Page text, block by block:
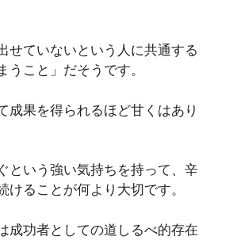
せていないという人に共通する
うこと」だそうです。
成果を得られるほど甘くはあり
という強い気持ちを持って、辛
けることが何より大切です。
成功者としての道しるべ的存在